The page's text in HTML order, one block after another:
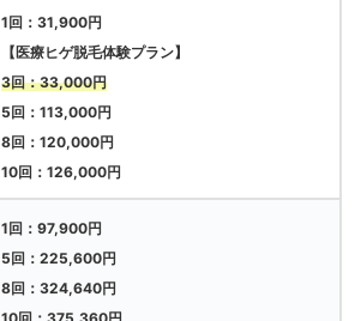
1回：31,900円
【医療ヒゲ脱毛体験プラン】
3回：33,000円
5回：113,000円
8回：120,000円
10回：126,000円
1回：97,900円
5回：225,600円
8回：324,640円